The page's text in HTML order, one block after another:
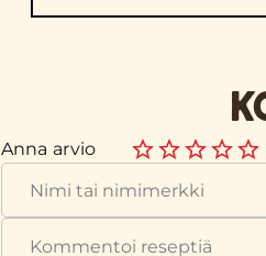
Anna arvio